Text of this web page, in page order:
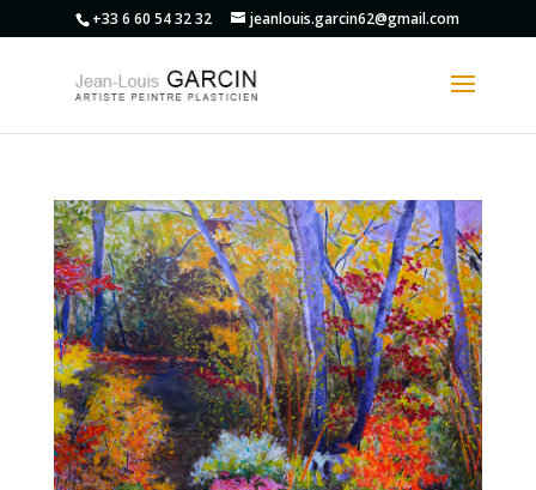
+33 6 60 54 32 32 jeanlouis.garcin62@gmail.com